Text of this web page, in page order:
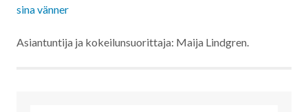
sina vänner
Asiantuntija ja kokeilunsuorittaja: Maija Lindgren.